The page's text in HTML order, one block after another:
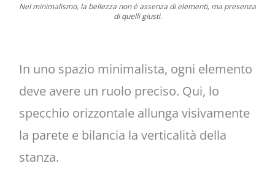
Nel minimalismo, la bellezza non è assenza di elementi, ma presenza
di quelli giusti.
In uno spazio minimalista, ogni elemento
deve avere un ruolo preciso. Qui, lo
specchio orizzontale allunga visivamente
la parete e bilancia la verticalità della
stanza.